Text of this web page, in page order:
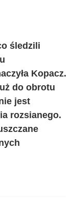
śledzili
Kopacz.
do obrotu
jest
rozsianego.